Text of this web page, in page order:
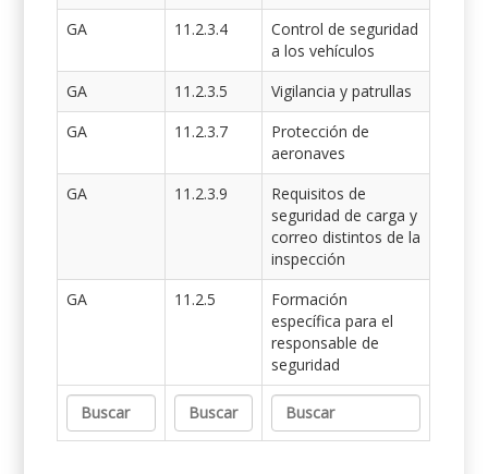
GA
11.2.3.4
Control de seguridad
a los vehículos
GA
11.2.3.5
Vigilancia y patrullas
GA
11.2.3.7
Protección de
aeronaves
GA
11.2.3.9
Requisitos de
seguridad de carga y
correo distintos de la
inspección
GA
11.2.5
Formación
específica para el
responsable de
seguridad